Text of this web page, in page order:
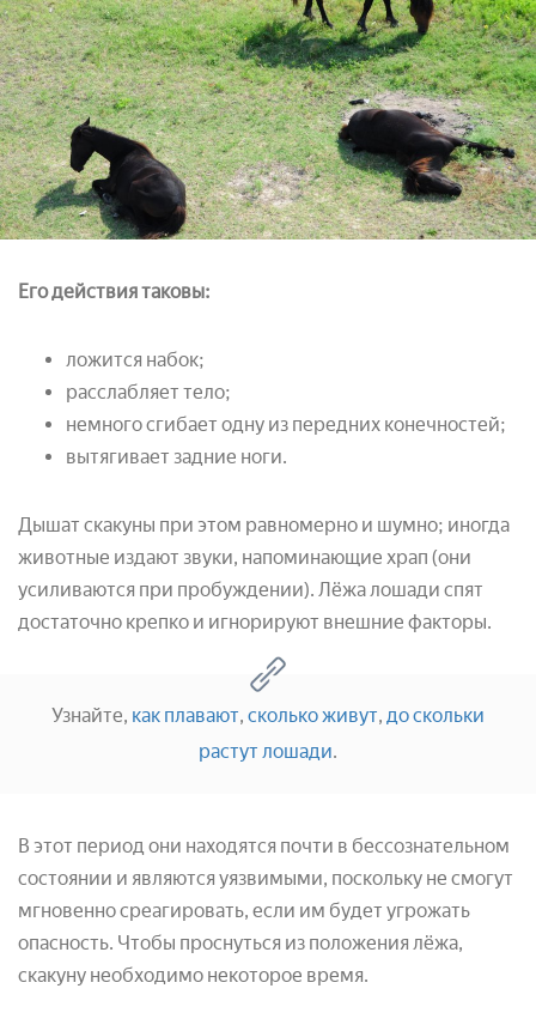
Его действия таковы:
ложится набок;
расслабляет тело;
немного сгибает одну из передних конечностей;
вытягивает задние ноги.
Дышат скакуны при этом равномерно и шумно; иногда
животные издают звуки, напоминающие храп (они
усиливаются при пробуждении). Лёжа лошади спят
достаточно крепко и игнорируют внешние факторы.
Узнайте, как плавают, сколько живут, до скольки
растут лошади.
В этот период они находятся почти в бессознательном
состоянии и являются уязвимыми, поскольку не смогут
мгновенно среагировать, если им будет угрожать
опасность. Чтобы проснуться из положения лёжа,
скакуну необходимо некоторое время.